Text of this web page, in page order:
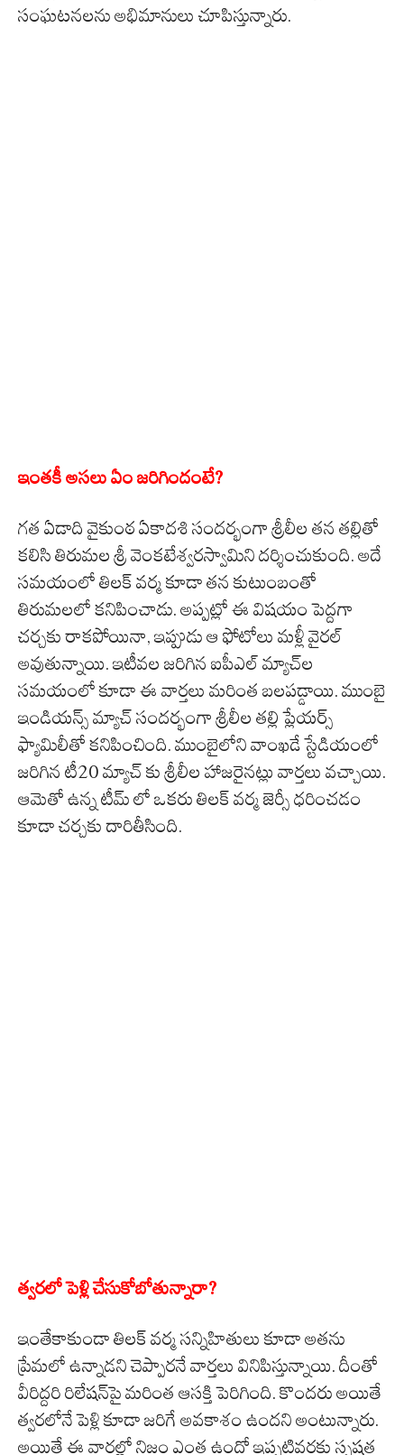
సంఘటనలను అభిమానులు చూపిస్తున్నారు.
ఇంతకీ అసలు ఏం జరిగిందంటే?
గత ఏడాది వైకుంఠ ఏకాదశి సందర్భంగా శ్రీలీల తన తల్లితో
కలిసి తిరుమల శ్రీ వెంకటేశ్వరస్వామిని దర్శించుకుంది. అదే
సమయంలో తిలక్ వర్మ కూడా తన కుటుంబంతో
తిరుమలలో కనిపించాడు. అప్పట్లో ఈ విషయం పెద్దగా
చర్చకు రాకపోయినా, ఇప్పుడు ఆ ఫోటోలు మళ్లీ వైరల్
అవుతున్నాయి. ఇటీవల జరిగిన ఐపీఎల్ మ్యాచ్‌ల
సమయంలో కూడా ఈ వార్తలు మరింత బలపడ్డాయి. ముంబై
ఇండియన్స్ మ్యాచ్ సందర్భంగా శ్రీలీల తల్లి ప్లేయర్స్
ఫ్యామిలీతో కనిపించింది. ముంబైలోని వాంఖడే స్టేడియంలో
జరిగిన టీ20 మ్యాచ్‌ కు శ్రీలీల హాజరైనట్లు వార్తలు వచ్చాయి.
ఆమెతో ఉన్న టీమ్‌ లో ఒకరు తిలక్ వర్మ జెర్సీ ధరించడం
కూడా చర్చకు దారితీసింది.
త్వరలో పెళ్లి చేసుకోబోతున్నారా?
ఇంతేకాకుండా తిలక్ వర్మ సన్నిహితులు కూడా అతను
ప్రేమలో ఉన్నాడని చెప్పారనే వార్తలు వినిపిస్తున్నాయి. దీంతో
వీరిద్దరి రిలేషన్‌పై మరింత ఆసక్తి పెరిగింది. కొందరు అయితే
త్వరలోనే పెళ్లి కూడా జరిగే అవకాశం ఉందని అంటున్నారు.
అయితే ఈ వార్తల్లో నిజం ఎంత ఉందో ఇప్పటివరకు స్పష్టత